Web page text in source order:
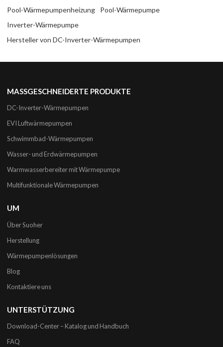
Pool-Wärmepumpenheizung
Pool-Wärmepumpe
Inverter-Wärmepumpe
Hersteller von DC-Inverter-Wärmepumpen
MASSGESCHNEIDERTE PRODUKTE
DC-Inverter-Wärmepumpen
EVI Luftwärmepumpen
Schwimmbad-Wärmepumpen
Wasser- und Erdwärmepumpen
Warmwasserbereiter mit Wärmepumpe
Multifunktionale Wärmepumpen
UM
Über Suoher
Herstellung
Wärmepumpenlösungen
Blog
Kontaktiere uns
UNTERSTÜTZUNG
Download-Center – Katalog und Handbuch
FAQ